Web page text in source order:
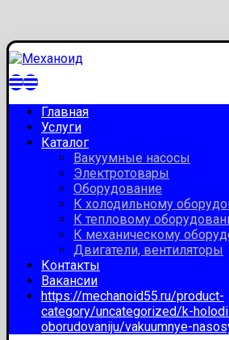
Главная
Услуги
Каталог
Вакуумные насосы
Электротовары
Оборудование
К холодильному
К тепловому
К механическому
Двигатели, вентиляторы
Контакты
Вакансии
https://mechanoid55.ru/product-
category/uncategorized/k-
oborudovaniju/vakuumnye-